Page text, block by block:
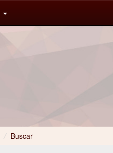
/ Buscar